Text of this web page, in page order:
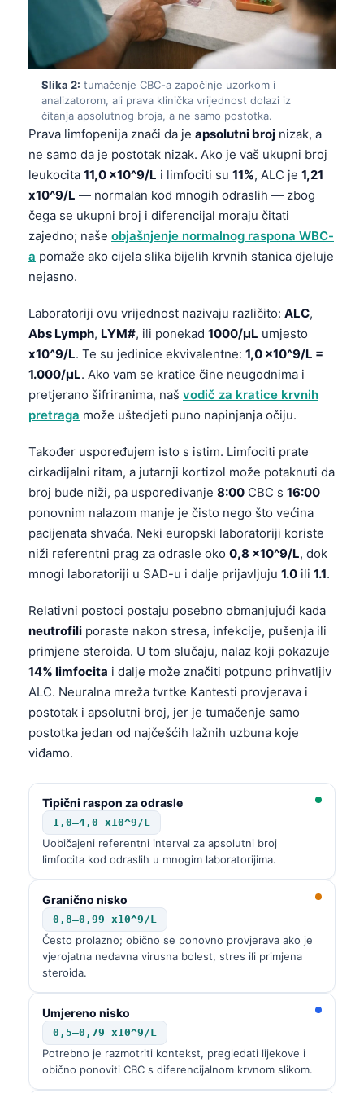
Slika 2: tumačenje CBC-a započinje uzorkom i
analizatorom, ali prava klinička vrijednost dolazi iz
čitanja apsolutnog broja, a ne samo postotka.
Prava limfopenija znači da je apsolutni broj nizak, a
ne samo da je postotak nizak. Ako je vaš ukupni broj
leukocita 11,0 x10^9/L i limfociti su 11%, ALC je 1,21
x10^9/L — normalan kod mnogih odraslih — zbog
čega se ukupni broj i diferencijal moraju čitati
zajedno; naše objašnjenje normalnog raspona WBC-
a pomaže ako cijela slika bijelih krvnih stanica djeluje
nejasno.
Laboratoriji ovu vrijednost nazivaju različito: ALC,
Abs Lymph, LYM#, ili ponekad 1000/µL umjesto
x10^9/L. Te su jedinice ekvivalentne: 1,0 x10^9/L =
1.000/µL. Ako vam se kratice čine neugodnima i
pretjerano šifriranima, naš vodič za kratice krvnih
pretraga može uštedjeti puno napinjanja očiju.
Također uspoređujem isto s istim. Limfociti prate
cirkadijalni ritam, a jutarnji kortizol može potaknuti da
broj bude niži, pa uspoređivanje 8:00 CBC s 16:00
ponovnim nalazom manje je čisto nego što većina
pacijenata shvaća. Neki europski laboratoriji koriste
niži referentni prag za odrasle oko 0,8 x10^9/L, dok
mnogi laboratoriji u SAD-u i dalje prijavljuju 1.0 ili 1.1.
Relativni postoci postaju posebno obmanjujući kada
neutrofili poraste nakon stresa, infekcije, pušenja ili
primjene steroida. U tom slučaju, nalaz koji pokazuje
14% limfocita i dalje može značiti potpuno prihvatljiv
ALC. Neuralna mreža tvrtke Kantesti provjerava i
postotak i apsolutni broj, jer je tumačenje samo
postotka jedan od najčešćih lažnih uzbuna koje
viđamo.
Tipični raspon za odrasle
1,0–4,0 x10^9/L
Uobičajeni referentni interval za apsolutni broj
limfocita kod odraslih u mnogim laboratorijima.
Granično nisko
0,8–0,99 x10^9/L
Često prolazno; obično se ponovno provjerava ako je
vjerojatna nedavna virusna bolest, stres ili primjena
steroida.
Umjereno nisko
0,5–0,79 x10^9/L
Potrebno je razmotriti kontekst, pregledati lijekove i
obično ponoviti CBC s diferencijalnom krvnom slikom.